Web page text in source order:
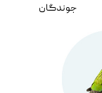
جوندگان